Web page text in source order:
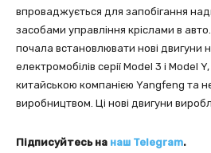
впроваджується для запобігання
засобами управління кріслами в
почала встановлювати нові двигуни
електромобілів серії Model 3 і Model
китайською компанією Yangfeng та не
виробництвом. Ці нові двигуни
Підписуйтесь на наш Telegram.